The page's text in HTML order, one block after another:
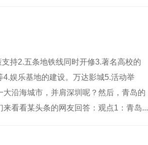
持2.五条地铁线同时开修3.著名高校的
娱乐基地的建设。万达影城5.活动举
沿海城市，并肩深圳呢？然后，青岛的
看看某头条的网友回答：观点1：青岛...